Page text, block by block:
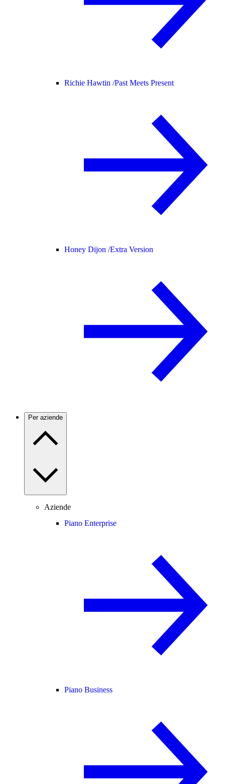
Richie Hawtin /Past Meets Present
Honey Dijon /Extra Version
Per aziende
Aziende
Piano Enterprise
Piano Business